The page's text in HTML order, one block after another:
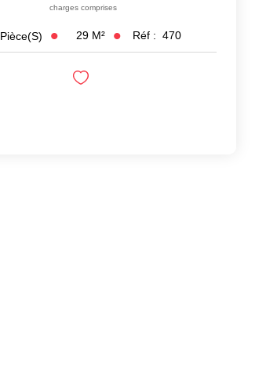
charges comprises
Pièce(s) 29 M² Réf : 470